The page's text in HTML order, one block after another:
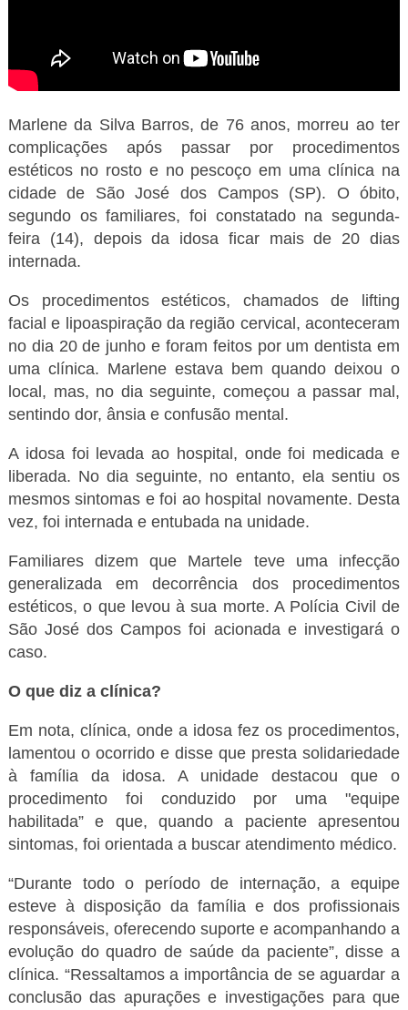
Marlene da Silva Barros, de 76 anos, morreu ao ter
complicações após passar por procedimentos
estéticos no rosto e no pescoço em uma clínica na
cidade de São José dos Campos (SP). O óbito,
segundo os familiares, foi constatado na segunda-
feira (14), depois da idosa ficar mais de 20 dias
internada.
Os procedimentos estéticos, chamados de lifting
facial e lipoaspiração da região cervical, aconteceram
no dia 20 de junho e foram feitos por um dentista em
uma clínica. Marlene estava bem quando deixou o
local, mas, no dia seguinte, começou a passar mal,
sentindo dor, ânsia e confusão mental.
A idosa foi levada ao hospital, onde foi medicada e
liberada. No dia seguinte, no entanto, ela sentiu os
mesmos sintomas e foi ao hospital novamente. Desta
vez, foi internada e entubada na unidade.
Familiares dizem que Martele teve uma infecção
generalizada em decorrência dos procedimentos
estéticos, o que levou à sua morte. A Polícia Civil de
São José dos Campos foi acionada e investigará o
caso.
O que diz a clínica?
Em nota, clínica, onde a idosa fez os procedimentos,
lamentou o ocorrido e disse que presta solidariedade
à família da idosa. A unidade destacou que o
procedimento foi conduzido por uma "equipe
habilitada” e que, quando a paciente apresentou
sintomas, foi orientada a buscar atendimento médico.
“Durante todo o período de internação, a equipe
esteve à disposição da família e dos profissionais
responsáveis, oferecendo suporte e acompanhando a
evolução do quadro de saúde da paciente”, disse a
clínica. “Ressaltamos a importância de se aguardar a
conclusão das apurações e investigações para que